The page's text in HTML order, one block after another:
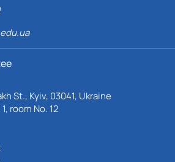
St., Kyiv, 03041, Ukraine
room No. 12